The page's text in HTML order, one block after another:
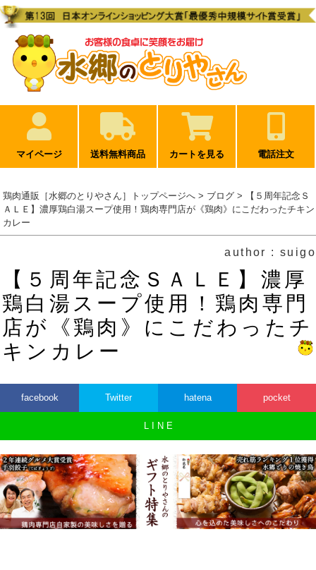
マイページ 送料無料商品 カートを見る 電話注文
鶏肉通販［水郷のとりやさん］トップページへ > ブログ > 【５周年記念Ｓ
ＡＬＥ】濃厚鶏白湯スープ使用！鶏肉専門店が《鶏肉》にこだわったチキン
カレー
author : suigo
【５周年記念ＳＡＬＥ】濃厚
鶏白湯スープ使用！鶏肉専門
店が《鶏肉》にこだわったチ
キンカレー
facebook Twitter hatena pocket
L I N E